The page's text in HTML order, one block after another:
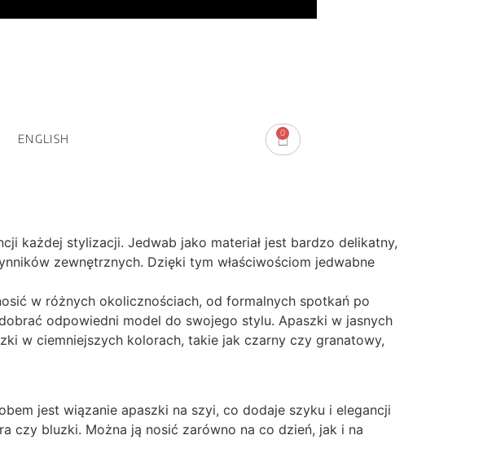
ENGLISH 0
każdej stylizacji. Jedwab jako materiał jest bardzo delikatny,
zewnętrznych. Dzięki tym właściwościom jedwabne
w różnych okolicznościach, od formalnych spotkań po
odpowiedni model do swojego stylu. Apaszki w jasnych
w ciemniejszych kolorach, takie jak czarny czy granatowy,
jest wiązanie apaszki na szyi, co dodaje szyku i elegancji
czy bluzki. Można ją nosić zarówno na co dzień, jak i na